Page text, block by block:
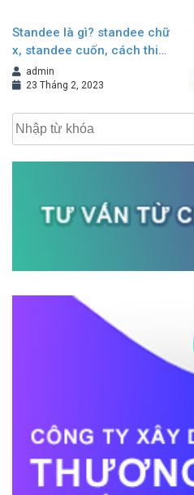
Standee là gì? standee chữ
x, standee cuốn, cách thiết
kế standee đẹp
admin
23 Tháng 2, 2023